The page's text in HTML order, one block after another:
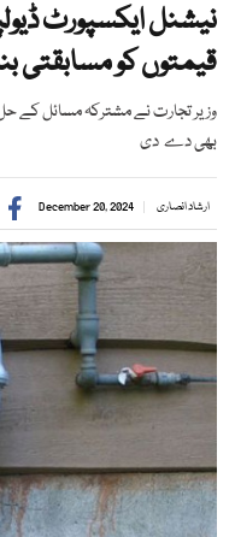
نیشنل ایکسپورٹ
قیمتوں کو مسابقتی
وزیر تجارت نے مشترکہ مسائل کے
بھی دے دی
ارشاد انصاری December 20, 2024